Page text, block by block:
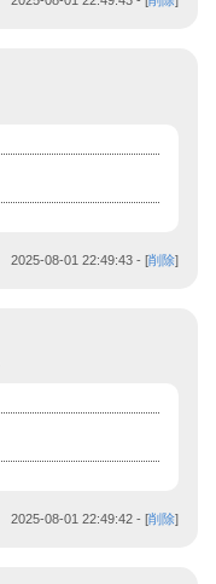
2025-08-01 22:49:43 - [削除]
2025-08-01 22:49:42 - [削除]